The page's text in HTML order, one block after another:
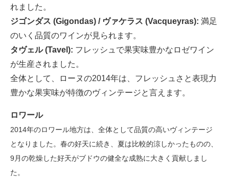
れました。
ジゴンダス (Gigondas) / ヴァケラス (Vacqueyras): 満足
のいく品質のワインが見られます。
タヴェル (Tavel): フレッシュで果実味豊かなロゼワイン
が生産されました。
全体として、ローヌの2014年は、フレッシュさと表現力
豊かな果実味が特徴のヴィンテージと言えます。
ロワール
2014年のロワール地方は、全体として品質の高いヴィンテージ
となりました。春の好天に続き、夏は比較的涼しかったものの、
9月の乾燥した好天がブドウの健全な成熟に大きく貢献しまし
た。